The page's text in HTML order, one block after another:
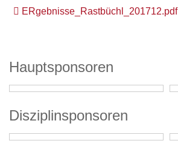
ERgebnisse_Rastbüchl_201712.pdf
Hauptsponsoren
Disziplinsponsoren